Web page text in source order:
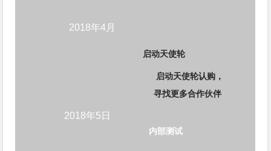
2018年4月
启动天使轮
启动天使轮认购，
寻找更多合作伙伴
2018年5日
内部测试